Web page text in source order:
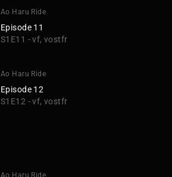
Ao Haru Ride
Episode 11
S1E11 - vf, vostfr
Ao Haru Ride
Episode 12
S1E12 - vf, vostfr
Ao Haru Ride